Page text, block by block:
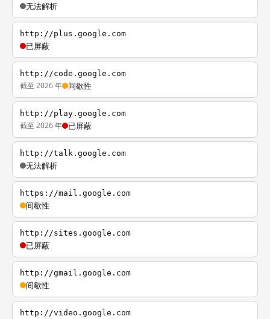
无法解析
http://plus.google.com
已屏蔽
http://code.google.com
截至 2026 年 间歇性
http://play.google.com
截至 2026 年 已屏蔽
http://talk.google.com
无法解析
https://mail.google.com
间歇性
http://sites.google.com
已屏蔽
http://gmail.google.com
间歇性
http://video.google.com